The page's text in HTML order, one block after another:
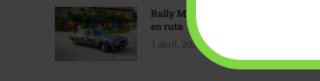
Rally Maya: Herencia automotriz
en ruta
1 abril, 2026